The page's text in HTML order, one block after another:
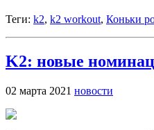
Теги: k2, k2 workout, Коньки
K2: новые
02 марта 2021 новости